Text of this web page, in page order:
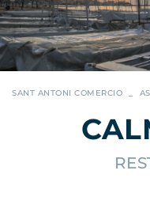
SANT ANTONI COMERCIO